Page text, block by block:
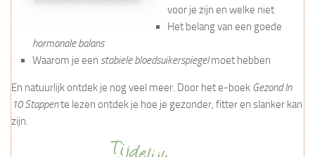
voor je zijn en welke niet
Het belang van een goede
hormonale balans
Waarom je een stabiele bloedsuikerspiegelmoet hebben
En natuurlijk ontdek je nog veel meer. Door het e-boek Gezond In
10 Stappente lezen ontdek je hoe je gezonder, fitter en slanker kan
zijn.